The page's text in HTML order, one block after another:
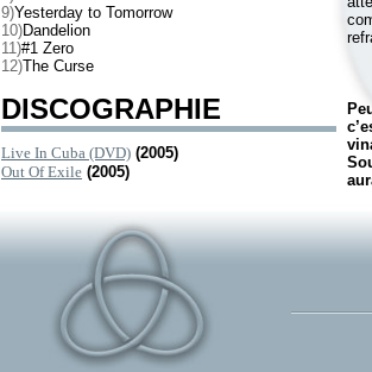
9)Yesterday to Tomorrow
10)Dandelion
11)#1 Zero
12)The Curse
DISCOGRAPHIE
Live In Cuba (DVD) (2005)
Out Of Exile (2005)